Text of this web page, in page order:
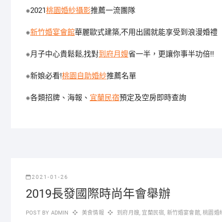
※2021桃園婚紗攝影推薦一流團隊
※新竹婚宴會館華麗歐式建築,不用出國就能享受到浪漫婚禮
※月子中心貴鬆鬆,找對到府月嫂省一半，更讓你事半功倍!!
※新娘必看!桃園自助婚紗推薦名單
※各類招牌、海報、 宜蘭民宿預定及空房即時查詢
2021-01-26
2019長發國際時尚年會舉辦
POST BY ADMIN 美食情報 到府月嫂, 宜蘭民宿, 新竹婚宴會館,桃園婚